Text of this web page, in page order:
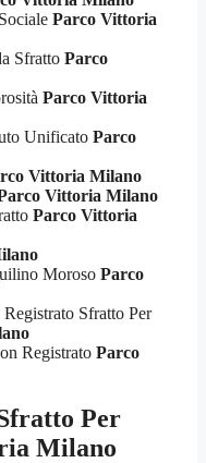
Parco Vittoria
Sfratto Parco
Parco Vittoria
Unificato Parco
Vittoria Milano
Vittoria Milano
Parco Vittoria
Moroso Parco
Sfratto Per
Registrato Parco
Per
Milano